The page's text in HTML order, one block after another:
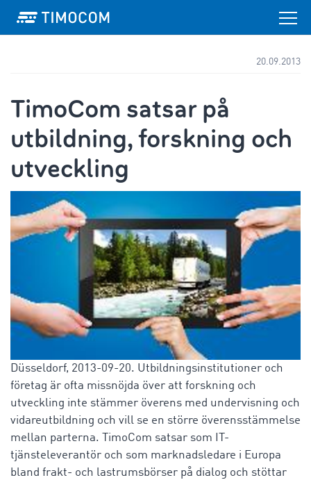
20.09.2013
TimoCom satsar på
utbildning, forskning och
utveckling
Düsseldorf, 2013-09-20. Utbildningsinstitutioner och
företag är ofta missnöjda över att forskning och
utveckling inte stämmer överens med undervisning och
vidareutbildning och vill se en större överensstämmelse
mellan parterna. TimoCom satsar som IT-
tjänsteleverantör och som marknadsledare i Europa
bland frakt- och lastrumsbörser på dialog och stöttar